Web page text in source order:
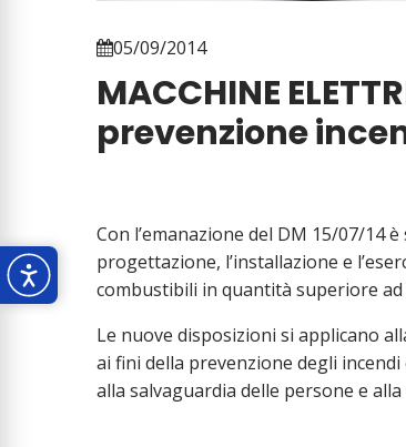
05/09/2014
MACCHINE
prevenzione
Con l’emanazione del DM 15/07/14
progettazione, l’installazione e
combustibili in quantità superiore ad
Le nuove disposizioni si applicano
ai fini della prevenzione degli
alla salvaguardia delle persone e